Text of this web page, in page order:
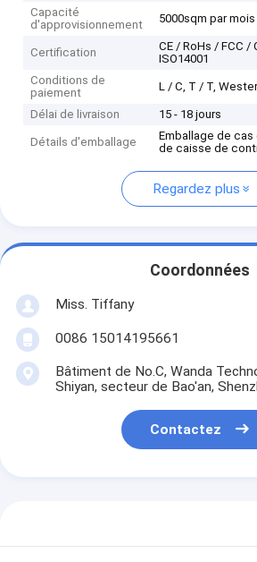
Capacité
d'approvisionnement
5000sqm par mois
Certification
CE / RoHs / FCC /
ISO14001
Conditions de
paiement
L / C, T / T,
Délai de livraison 15 - 18 jours
Détails d'emballage
Emballage de
de caisse de
Regardez plus
Coordonnées
Miss. Tiffany
0086 15014195661
Bâtiment de No.C, Wanda
Shiyan, secteur de Bao'an,
Contactez